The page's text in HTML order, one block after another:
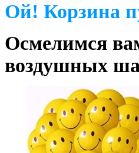
Ой! Корзина
Осмелимся
воздушных